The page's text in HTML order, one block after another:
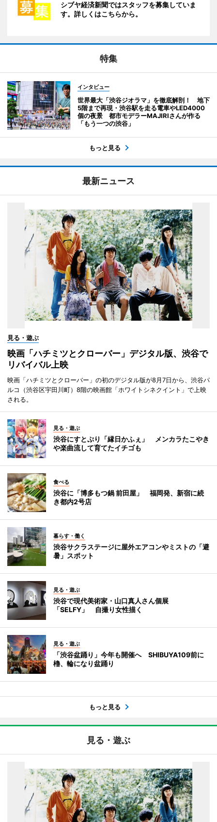
シブヤ経済新聞ではスタッフを募集していま
す。詳しくはこちらから。
特集
インタビュー
世界最大「渋谷ジオラマ」を徹底解剖！ 地下
5階まで再現・渋谷駅を走る電車やLED4000
個の夜景 都市モデラーMAJIRIさんが作る
「もう一つの渋谷」
もっと見る
最新ニュース
見る・遊ぶ
映画「ハチミツとクローバー」デジタル版、渋谷で
リバイバル上映
映画「ハチミツとクローバー」の初のデジタル版が8月7日から、渋谷パ
ルコ（渋谷区宇田川町）8階の映画館「ホワイトシネクイント」で上映
される。
見る・遊ぶ
渋谷にすとぷり「縁日かふぇ」 メンカラたこやき
や楽曲流して育てたイチゴも
食べる
渋谷に「博多もつ鍋 前田屋」 福岡発、新宿に続
き都内2号店
暮らす・働く
渋谷サクラステージに屋外エアコンやミストの「避
暑」スポット
見る・遊ぶ
渋谷で現代美術家・山口真人さん個展
「SELFY」 自撮り女性描く
見る・遊ぶ
「渋谷盆踊り」今年も開催へ SHIBUYA109前に
櫓、輪になり盆踊り
もっと見る
見る・遊ぶ